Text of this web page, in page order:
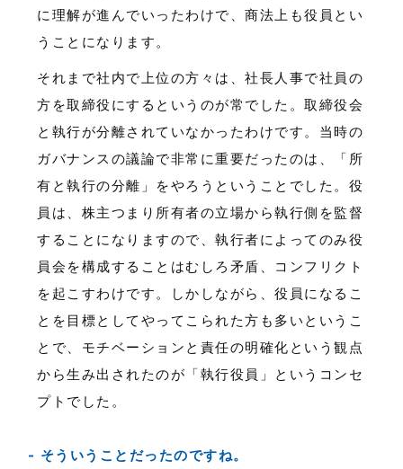
に理解が進んでいったわけで、商法上も役員とい
うことになります。
それまで社内で上位の方々は、社長人事で社員の
方を取締役にするというのが常でした。取締役会
と執行が分離されていなかったわけです。当時の
ガバナンスの議論で非常に重要だったのは、「所
有と執行の分離」をやろうということでした。役
員は、株主つまり所有者の立場から執行側を監督
することになりますので、執行者によってのみ役
員会を構成することはむしろ矛盾、コンフリクト
を起こすわけです。しかしながら、役員になるこ
とを目標としてやってこられた方も多いというこ
とで、モチベーションと責任の明確化という観点
から生み出されたのが「執行役員」というコンセ
プトでした。
そういうことだったのですね。